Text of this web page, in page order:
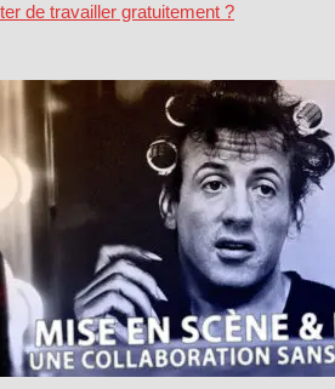
de travailler gratuitement ?